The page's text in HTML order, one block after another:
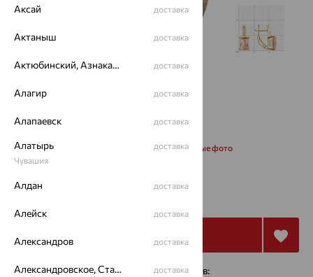
Запросить дополнительные фото
32 242
4 платежа по 8 061₽с помощью сервисов:
Аксай доставка
Актаныш доставка
Актюбинский, Азнакаевский район доставка
Алагир доставка
Алапаевск доставка
Алатырь
Чувашия
доставка
Алдан доставка
Алейск доставка
Александров доставка
Александровское, Ставропольский край доставка